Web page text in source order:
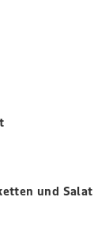
und Salat